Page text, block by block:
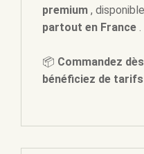
premium ,
partout en France .
📦 Commandez
bénéficiez de